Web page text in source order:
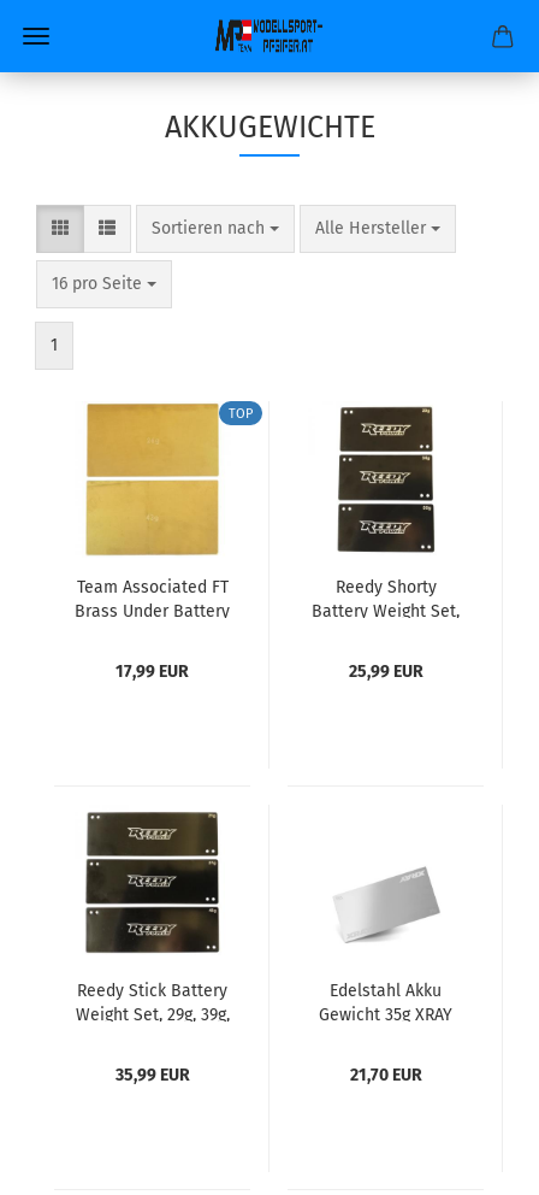
AKKUGEWICHTE
Sortieren nach
Sortieren nach Alle Hersteller
pro Seite
16 pro Seite
pro Seite
1
TOP
Team Associated FT
Brass Under Battery
17,99 EUR
Reedy Shorty
Battery Weight Set,
25,99 EUR
Reedy Stick Battery
Weight Set, 29g, 39g,
35,99 EUR
Edelstahl Akku
Gewicht 35g XRAY
21,70 EUR